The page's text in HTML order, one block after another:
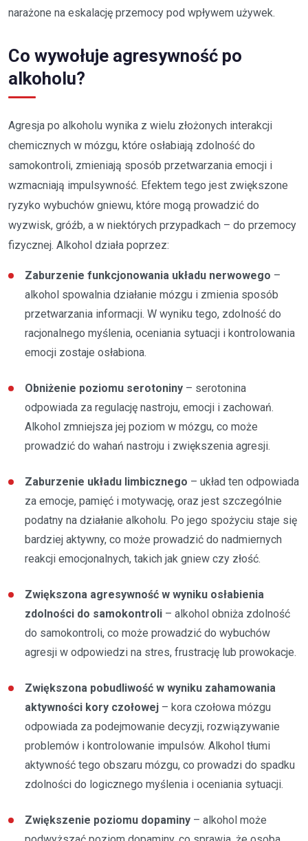
narażone na eskalację przemocy pod wpływem używek.
Co wywołuje agresywność po
alkoholu?
Agresja po alkoholu wynika z wielu złożonych interakcji
chemicznych w mózgu, które osłabiają zdolność do
samokontroli, zmieniają sposób przetwarzania emocji i
wzmacniają impulsywność. Efektem tego jest zwiększone
ryzyko wybuchów gniewu, które mogą prowadzić do
wyzwisk, gróźb, a w niektórych przypadkach – do przemocy
fizycznej. Alkohol działa poprzez:
Zaburzenie funkcjonowania układu nerwowego –
alkohol spowalnia działanie mózgu i zmienia sposób
przetwarzania informacji. W wyniku tego, zdolność do
racjonalnego myślenia, oceniania sytuacji i kontrolowania
emocji zostaje osłabiona.
Obniżenie poziomu serotoniny – serotonina
odpowiada za regulację nastroju, emocji i zachowań.
Alkohol zmniejsza jej poziom w mózgu, co może
prowadzić do wahań nastroju i zwiększenia agresji.
Zaburzenie układu limbicznego – układ ten odpowiada
za emocje, pamięć i motywację, oraz jest szczególnie
podatny na działanie alkoholu. Po jego spożyciu staje się
bardziej aktywny, co może prowadzić do nadmiernych
reakcji emocjonalnych, takich jak gniew czy złość.
Zwiększona agresywność w wyniku osłabienia
zdolności do samokontroli – alkohol obniża zdolność
do samokontroli, co może prowadzić do wybuchów
agresji w odpowiedzi na stres, frustrację lub prowokacje.
Zwiększona pobudliwość w wyniku zahamowania
aktywności kory czołowej – kora czołowa mózgu
odpowiada za podejmowanie decyzji, rozwiązywanie
problemów i kontrolowanie impulsów. Alkohol tłumi
aktywność tego obszaru mózgu, co prowadzi do spadku
zdolności do logicznego myślenia i oceniania sytuacji.
Zwiększenie poziomu dopaminy – alkohol może